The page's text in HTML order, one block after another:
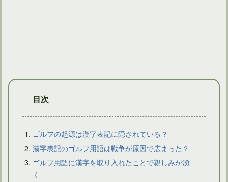
ダイナースプレミアムカードに自動付帯するゴルフ保険がある
目次
ゴルフの起源は漢字表記に隠されている？
漢字表記のゴルフ用語は戦争が原因で広まった？
ゴルフ用語に漢字を取り入れたことで親しみが湧
く